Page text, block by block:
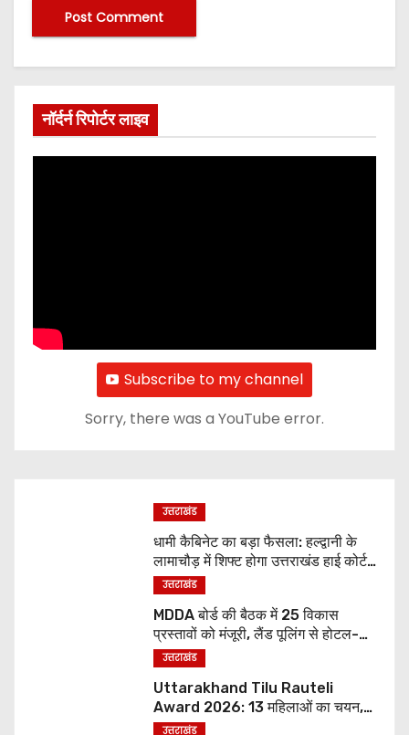
नॉर्दर्न रिपोर्टर लाइव
Subscribe to my channel
Sorry, there was a YouTube error.
उत्तराखंड
धामी कैबिनेट का बड़ा फैसला: हल्द्वानी के
लामाचौड़ में शिफ्ट होगा उत्तराखंड हाई कोर्ट,
अन्य महत्वपूर्ण फैसले
उत्तराखंड
MDDA बोर्ड की बैठक में 25 विकास
प्रस्तावों को मंजूरी, लैंड पूलिंग से होटल-
पर्यटन परियोजनाओं को मिलेगी रफ्तार
उत्तराखंड
Uttarakhand Tilu Rauteli
Award 2026: 13 महिलाओं का चयन,
8 अगस्त को सीएम धामी करेंगे सम्मानित
उत्तराखंड